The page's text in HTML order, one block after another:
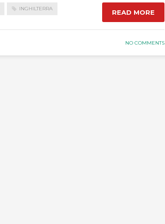
INGHILTERRA READ MORE
NO COMMENTS